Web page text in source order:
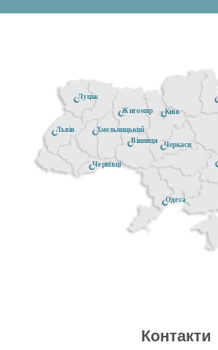
Житомир
Черкаси
Чернівці
Київ
Хмельницький
Луцьк
Одеса
Вінниця
Львів
Контакти